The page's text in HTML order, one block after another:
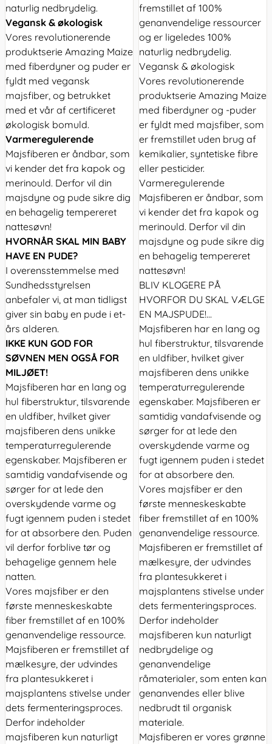
naturlig nedbrydelig.
Vegansk & økologisk
Vores revolutionerende
produktserie Amazing Maize
med fiberdyner og puder er
fyldt med vegansk
majsfiber, og betrukket
med et vår af certificeret
økologisk bomuld.
Varmeregulerende
Majsfiberen er åndbar, som
vi kender det fra kapok og
merinould. Derfor vil din
majsdyne og pude sikre dig
en behagelig tempereret
nattesøvn!
HVORNÅR SKAL MIN BABY
HAVE EN PUDE?
I overensstemmelse med
Sundhedsstyrelsen
anbefaler vi, at man tidligst
giver sin baby en pude i et-
års alderen.
IKKE KUN GOD FOR
SØVNEN MEN OGSÅ FOR
MILJØET!
Majsfiberen har en lang og
hul fiberstruktur, tilsvarende
en uldfiber, hvilket giver
majsfiberen dens unikke
temperaturregulerende
egenskaber. Majsfiberen er
samtidig vandafvisende og
sørger for at lede den
overskydende varme og
fugt igennem puden i stedet
for at absorbere den. Puden
vil derfor forblive tør og
behagelige gennem hele
natten.
Vores majsfiber er den
første menneskeskabte
fiber fremstillet af en 100%
genanvendelige ressource.
Majsfiberen er fremstillet af
mælkesyre, der udvindes
fra plantesukkeret i
majsplantens stivelse under
dets fermenteringsproces.
Derfor indeholder
majsfiberen kun naturligt
fremstillet af 100%
genanvendelige ressourcer
og er ligeledes 100%
naturlig nedbrydelig.
Vegansk & økologisk
Vores revolutionerende
produktserie Amazing Maize
med fiberdyner og -puder
er fyldt med majsfiber, som
er fremstillet uden brug af
kemikalier, syntetiske fibre
eller pesticider.
Varmeregulerende
Majsfiberen er åndbar, som
vi kender det fra kapok og
merinould. Derfor vil din
majsdyne og pude sikre dig
en behagelig tempereret
nattesøvn!
BLIV KLOGERE PÅ
HVORFOR DU SKAL VÆLGE
EN MAJSPUDE!...
Majsfiberen har en lang og
hul fiberstruktur, tilsvarende
en uldfiber, hvilket giver
majsfiberen dens unikke
temperaturregulerende
egenskaber. Majsfiberen er
samtidig vandafvisende og
sørger for at lede den
overskydende varme og
fugt igennem puden i stedet
for at absorbere den.
Vores majsfiber er den
første menneskeskabte
fiber fremstillet af en 100%
genanvendelige ressource.
Majsfiberen er fremstillet af
mælkesyre, der udvindes
fra plantesukkeret i
majsplantens stivelse under
dets fermenteringsproces.
Derfor indeholder
majsfiberen kun naturligt
nedbrydelige og
genanvendelige
råmaterialer, som enten kan
genanvendes eller blive
nedbrudt til organisk
materiale.
Majsfiberen er vores grønne